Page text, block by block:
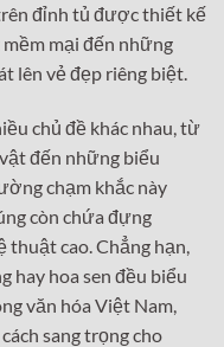
đỉnh tủ được thiết kế
mại đến những
lên vẻ đẹp riêng biệt.
chủ đề khác nhau, từ
đến những biểu
chạm khắc này
còn chứa đựng
thuật cao. Chẳng hạn,
hay hoa sen đều biểu
văn hóa Việt Nam,
sang trọng cho